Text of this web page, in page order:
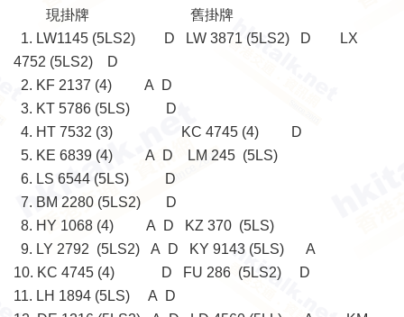
現掛牌 舊掛牌
1. LW1145 (5LS2) D LW 3871 (5LS2) D LX
4752 (5LS2) D
2. KF 2137 (4) A D
3. KT 5786 (5LS) D
4. HT 7532 (3) KC 4745 (4) D
5. KE 6839 (4) A D LM 245 (5LS)
6. LS 6544 (5LS) D
7. BM 2280 (5LS2) D
8. HY 1068 (4) A D KZ 370 (5LS)
9. LY 2792 (5LS2) A D KY 9143 (5LS) A
10. KC 4745 (4) D FU 286 (5LS2) D
11. LH 1894 (5LS) A D